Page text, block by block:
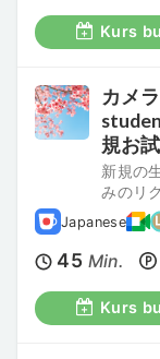
Kurs
カメ
規お
新規の
みのリ
Japanese
45 Min.
Kurs